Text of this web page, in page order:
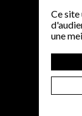
Ce site
une